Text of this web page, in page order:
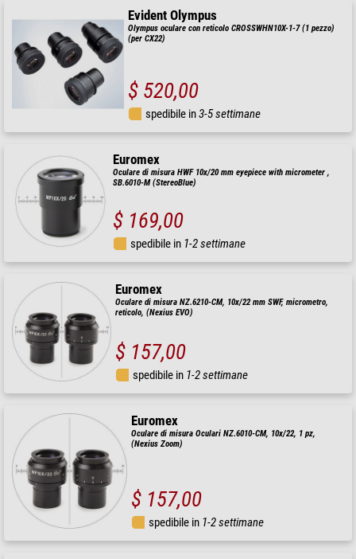
Evident Olympus
Olympus oculare con reticolo CROSSWHN10X-1-7 (1 pezzo)
(per CX22)
$ 520,00
spedibile in3-5 settimane
Euromex
Oculare di misura HWF 10x/20 mm eyepiece with micrometer ,
SB.6010-M (StereoBlue)
$ 169,00
spedibile in 1-2 settimane
Euromex
Oculare di misura NZ.6210-CM, 10x/22 mm SWF, micrometro,
reticolo, (Nexius EVO)
$ 157,00
spedibile in 1-2 settimane
Euromex
Oculare di misura Oculari NZ.6010-CM, 10x/22, 1 pz,
(Nexius Zoom)
$ 157,00
spedibile in 1-2 settimane